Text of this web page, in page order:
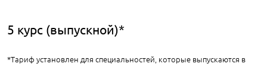
5 курс (выпускной)*
*Тариф установлен для специальностей, которые выпускаются в